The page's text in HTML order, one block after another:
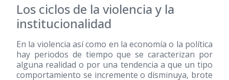
Los ciclos de la violencia y la
institucionalidad
En la violencia así como en la economía o la política
hay periodos de tiempo que se caracterizan por
alguna realidad o por una tendencia a que un tipo
comportamiento se incremente o disminuya, brote